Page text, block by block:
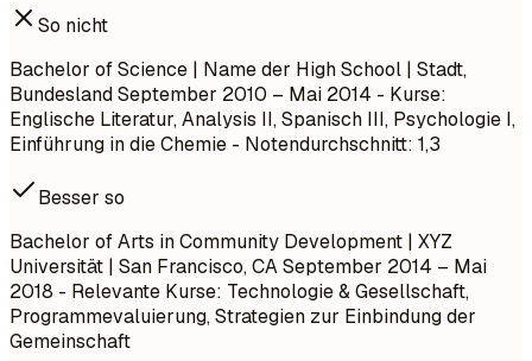
So nicht
Bachelor of Science | Name der High School | Stadt,
BundeslandSeptember 2010 – Mai 2014 - Kurse:
Englische Literatur, Analysis II, Spanisch III, Psychologie I,
Einführung in die Chemie - Notendurchschnitt: 1,3
Besser so
Bachelor of Arts in Community Development | XYZ
Universität | San Francisco, CASeptember 2014 – Mai
2018 - Relevante Kurse: Technologie & Gesellschaft,
Programmevaluierung, Strategien zur Einbindung der
Gemeinschaft